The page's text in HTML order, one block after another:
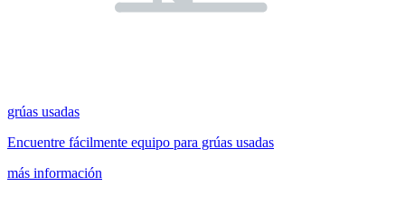
grúas usadas
Encuentre fácilmente equipo para grúas usadas
más información